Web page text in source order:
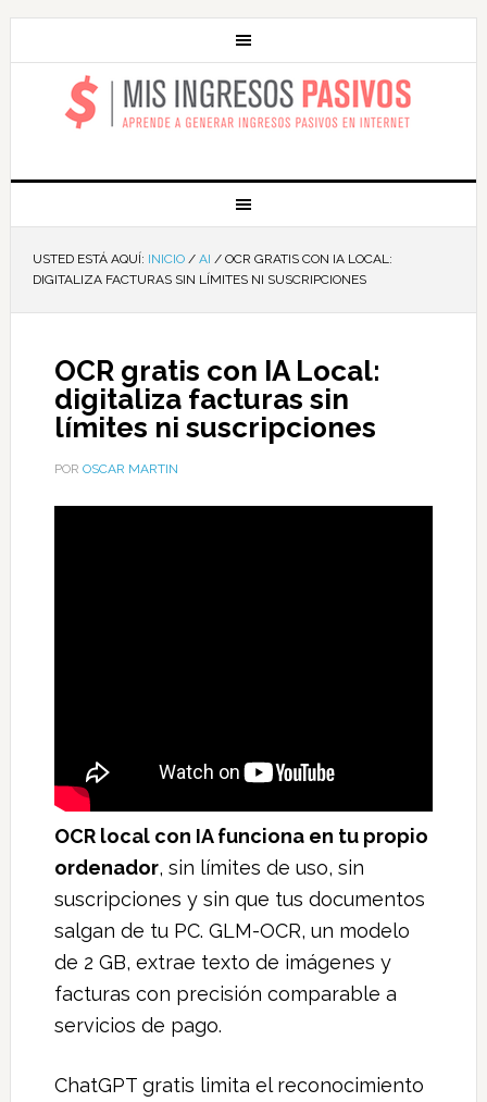
MIS INGRESOS
PASIVOS
USTED ESTÁ AQUÍ: INICIO / AI /OCR GRATIS CON IA LOCAL:
DIGITALIZA FACTURAS SIN LÍMITES NI SUSCRIPCIONES
OCR gratis con IA Local:
digitaliza facturas sin
límites ni suscripciones
POR OSCAR MARTIN
OCR local con IA funciona en tu propio
ordenador, sin límites de uso, sin
suscripciones y sin que tus documentos
salgan de tu PC. GLM-OCR, un modelo
de 2 GB, extrae texto de imágenes y
facturas con precisión comparable a
servicios de pago.
ChatGPT gratis limita el reconocimiento